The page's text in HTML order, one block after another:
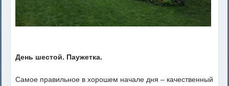
День шестой. Паужетка.
Самое правильное в хорошем начале дня – качественный